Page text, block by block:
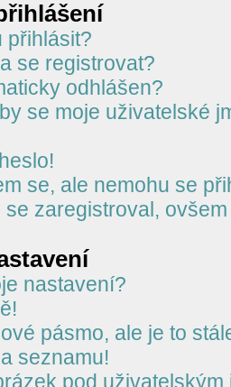
přihlásit?
se registrovat?
odhlášen?
se moje uživatelské
se, ale nemohu se
se zaregistroval,
nastavení?
pásmo, ale je to
seznamu!
pod uživatelským